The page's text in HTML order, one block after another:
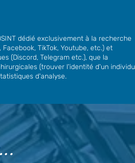
dédié exclusivement à la recherche
TikTok, Youtube, etc.) et
(Discord, Telegram etc.), que la
(trouver l'identité d'un individu
d'analyse.